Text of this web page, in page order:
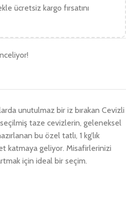
ücretsiz kargo fırsatını
unutulmaz bir iz bırakan Cevizli
taze cevizlerin, geleneksel
bu özel tatlı, 1 kg’lık
katmaya geliyor. Misafirlerinizi
için ideal bir seçim.